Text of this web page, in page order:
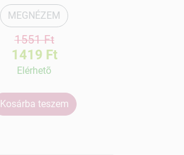
MEGNÉZEM
1551 Ft
1419 Ft
Elérhetõ
Kosárba teszem